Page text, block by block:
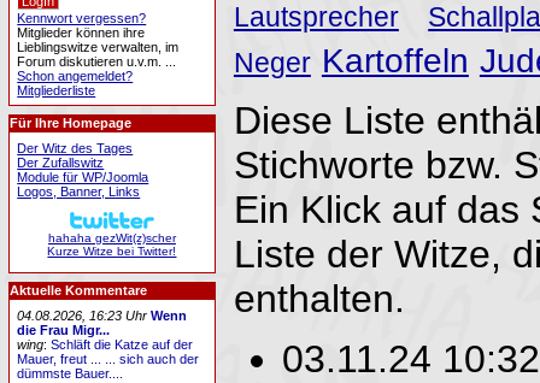
Lautsprecher
Neger Kartoffeln
Diese Liste
Stichworte bzw.
Ein Klick auf das
Liste der Witze,
enthalten.
03.11.24
Kennwort vergessen?
Mitglieder können ihre
Lieblingswitze verwalten, im
Forum diskutieren u.v.m. ...
Schon angemeldet?
Mitgliederliste
Für Ihre Homepage
Der Witz des Tages
Der Zufallswitz
Module für WP/Joomla
Logos, Banner, Links
hahaha gezWit(z)scher
Kurze Witze bei Twitter!
Aktuelle Kommentare
04.08.2026, 16:23 Uhr Wenn
die Frau Migr...
wing:Schläft die Katze auf der
Mauer, freut ... ... sich auch der
dümmste Bauer....